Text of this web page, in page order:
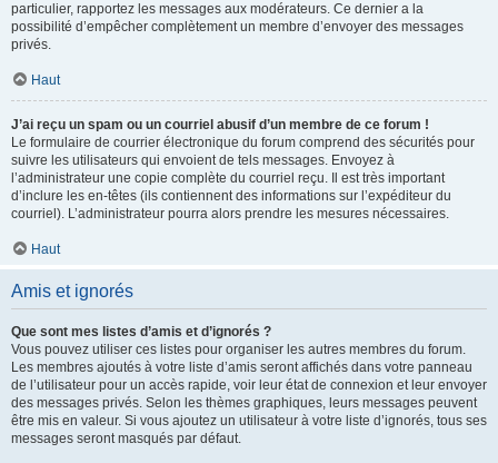
particulier, rapportez les messages aux modérateurs. Ce dernier a la
possibilité d’empêcher complètement un membre d’envoyer des messages
privés.
Haut
J’ai reçu un spam ou un courriel abusif d’un membre de ce forum !
Le formulaire de courrier électronique du forum comprend des sécurités pour
suivre les utilisateurs qui envoient de tels messages. Envoyez à
l’administrateur une copie complète du courriel reçu. Il est très important
d’inclure les en-têtes (ils contiennent des informations sur l’expéditeur du
courriel). L’administrateur pourra alors prendre les mesures nécessaires.
Haut
Amis et ignorés
Que sont mes listes d’amis et d’ignorés ?
Vous pouvez utiliser ces listes pour organiser les autres membres du forum.
Les membres ajoutés à votre liste d’amis seront affichés dans votre panneau
de l’utilisateur pour un accès rapide, voir leur état de connexion et leur envoyer
des messages privés. Selon les thèmes graphiques, leurs messages peuvent
être mis en valeur. Si vous ajoutez un utilisateur à votre liste d’ignorés, tous ses
messages seront masqués par défaut.